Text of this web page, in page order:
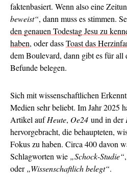
faktenbasiert. Wenn also eine
beweist“, dann muss es stimmen.
den genauen Todestag Jesu zu
haben, oder dassToast das
dem Boulevard, dann gibt es für all
Befunde belegen.
Sich mit wissenschaftlichen
Medien sehr beliebt. Im Jahr 2025
Artikel aufHeute, Oe24 und in der
hervorgebracht, die behaupteten,
Fokus zu haben. Circa 400 davon
Schlagworten wie „Schock-Studie“,
oder„Wissenschaftlich belegt“.